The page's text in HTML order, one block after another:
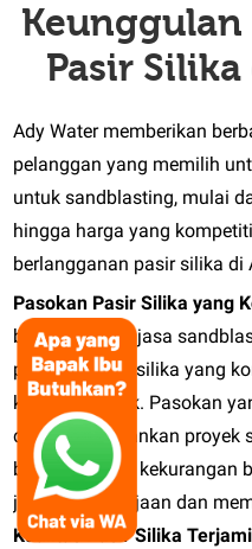
Pasir
Ady Water memberikan
pelanggan yang memilih
untuk sandblasting, mulai
hingga harga yang
berlangganan pasir silika di
Pasokan Pasir Silika yang
berlangganan, jasa
pasokan pasir silika yang
kehabisan stok. Pasokan
dalam menjalankan proyek
besar, di mana kekurangan
jalannya pekerjaan dan
Kualitas Pasir Silika